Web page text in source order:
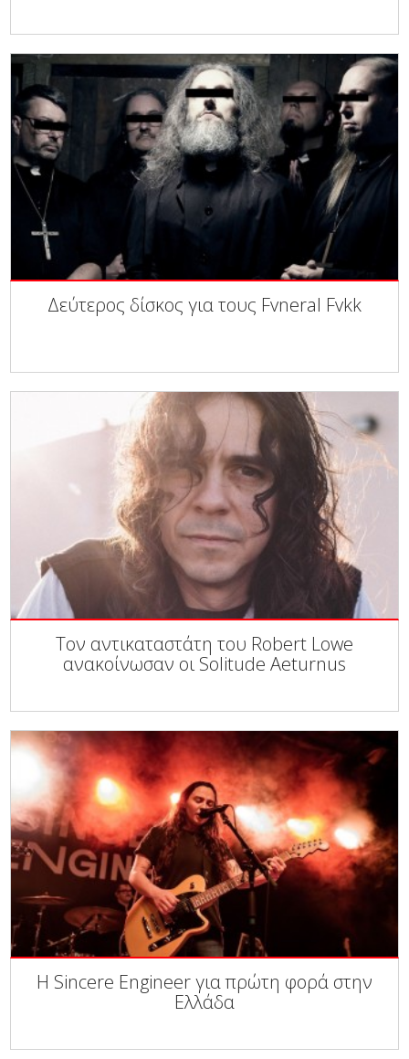
Δεύτερος δίσκος για τους Fvneral Fvkk
Τον αντικαταστάτη του Robert Lowe
ανακοίνωσαν οι Solitude Aeturnus
Η Sincere Engineer για πρώτη φορά στην
Ελλάδα